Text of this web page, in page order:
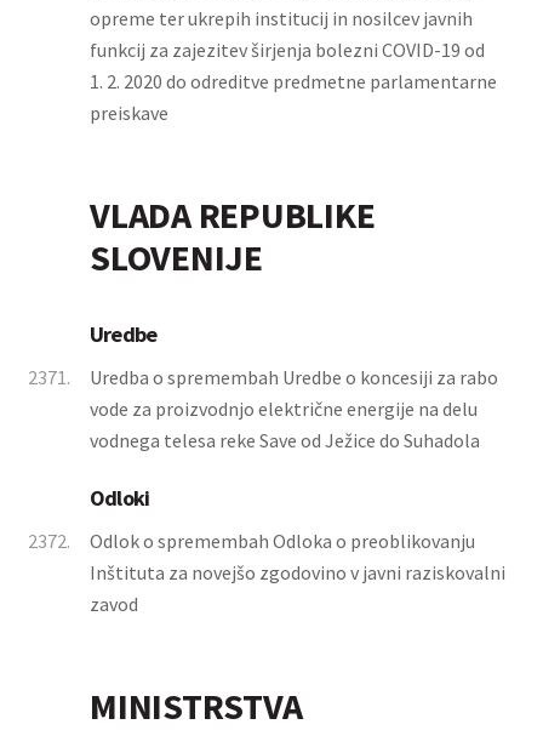
opreme ter ukrepih institucij in nosilcev javnih
funkcij za zajezitev širjenja bolezni COVID-19 od
1. 2. 2020 do odreditve predmetne parlamentarne
preiskave
VLADA REPUBLIKE
SLOVENIJE
Uredbe
2371.
Uredba o spremembah Uredbe o koncesiji za rabo
vode za proizvodnjo električne energije na delu
vodnega telesa reke Save od Ježice do Suhadola
Odloki
2372.
Odlok o spremembah Odloka o preoblikovanju
Inštituta za novejšo zgodovino v javni raziskovalni
zavod
MINISTRSTVA